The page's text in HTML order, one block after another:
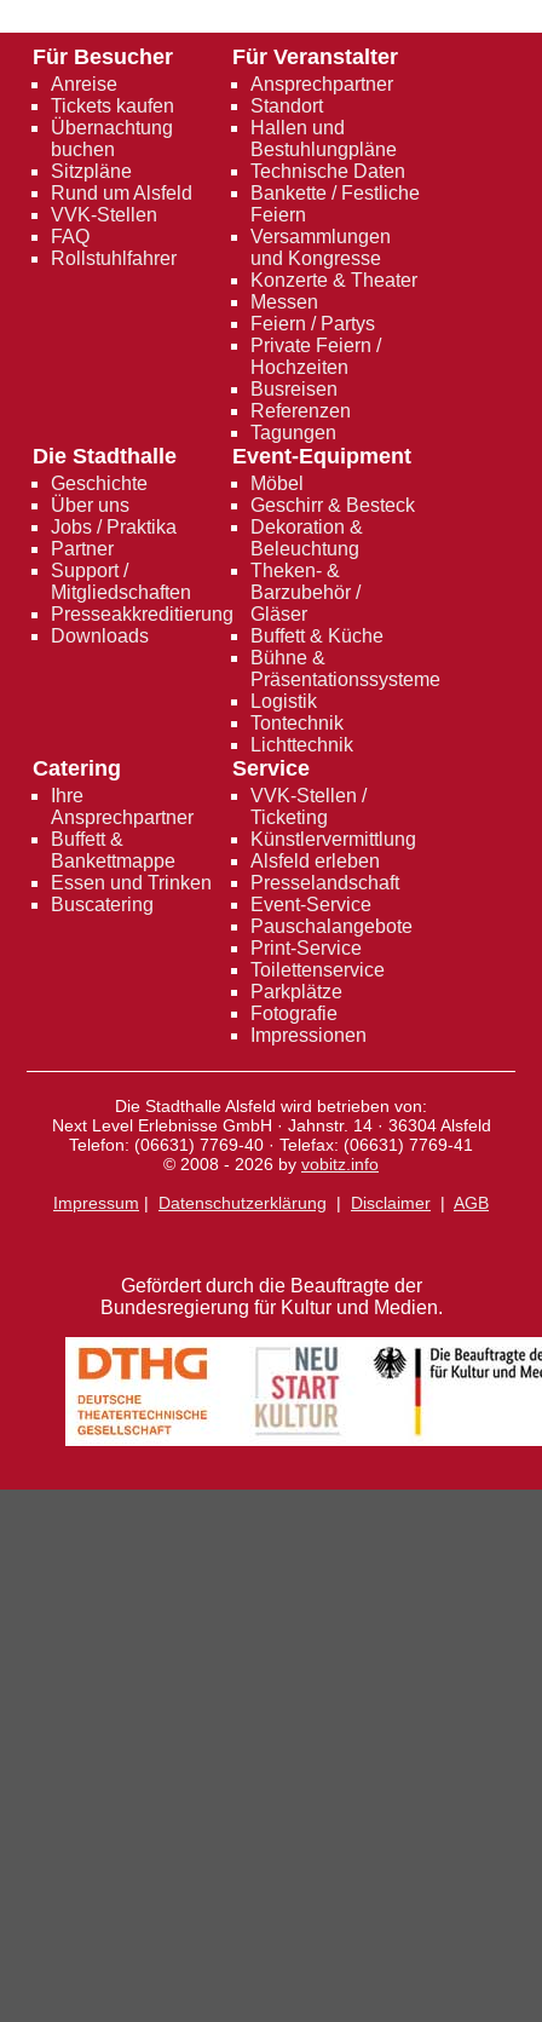
Für Besucher
Anreise
Tickets kaufen
Übernachtung
buchen
Sitzpläne
Rund um Alsfeld
VVK-Stellen
FAQ
Rollstuhlfahrer
Für Veranstalter
Ansprechpartner
Standort
Hallen und
Bestuhlungpläne
Technische Daten
Bankette / Festliche
Feiern
Versammlungen
und Kongresse
Konzerte & Theater
Messen
Feiern / Partys
Private Feiern /
Hochzeiten
Busreisen
Referenzen
Tagungen
Die Stadthalle
Geschichte
Über uns
Jobs / Praktika
Partner
Support /
Mitgliedschaften
Presseakkreditierung
Downloads
Event-Equipment
Möbel
Geschirr & Besteck
Dekoration &
Beleuchtung
Theken- &
Barzubehör /
Gläser
Buffett & Küche
Bühne &
Präsentationssysteme
Logistik
Tontechnik
Lichttechnik
Catering
Ihre
Ansprechpartner
Buffett &
Bankettmappe
Essen und Trinken
Buscatering
Service
VVK-Stellen /
Ticketing
Künstlervermittlung
Alsfeld erleben
Presselandschaft
Event-Service
Pauschalangebote
Print-Service
Toilettenservice
Parkplätze
Fotografie
Impressionen
Die Stadthalle Alsfeld wird betrieben von:
Next Level Erlebnisse GmbH · Jahnstr. 14 · 36304 Alsfeld
Telefon: (06631) 7769-40 · Telefax: (06631) 7769-41
© 2008 - 2026 by vobitz.info
Impressum | Datenschutzerklärung | Disclaimer | AGB
Gefördert durch die Beauftragte der
Bundesregierung für Kultur und Medien.